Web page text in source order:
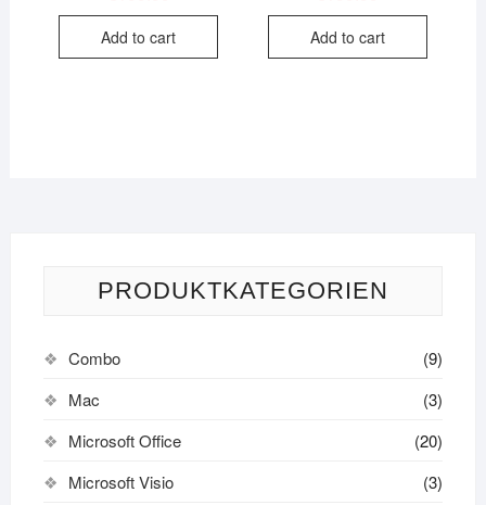
Add to cart Add to cart
PRODUKTKATEGORIEN
Combo
(9)
Mac
(3)
Microsoft Office
(20)
Microsoft Visio
(3)